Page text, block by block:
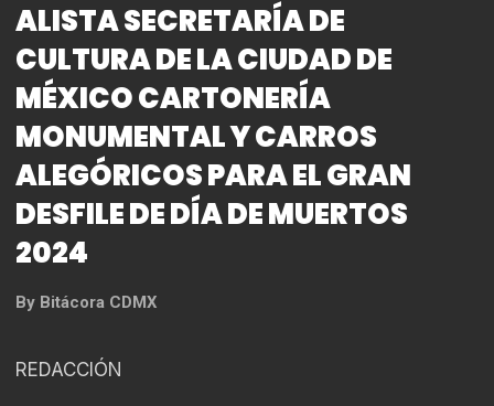
ALISTA SECRETARÍA DE
CULTURA DE LA CIUDAD DE
MÉXICO CARTONERÍA
MONUMENTAL Y CARROS
ALEGÓRICOS PARA EL GRAN
DESFILE DE DÍA DE MUERTOS
2024
By Bitácora CDMX
REDACCIÓN